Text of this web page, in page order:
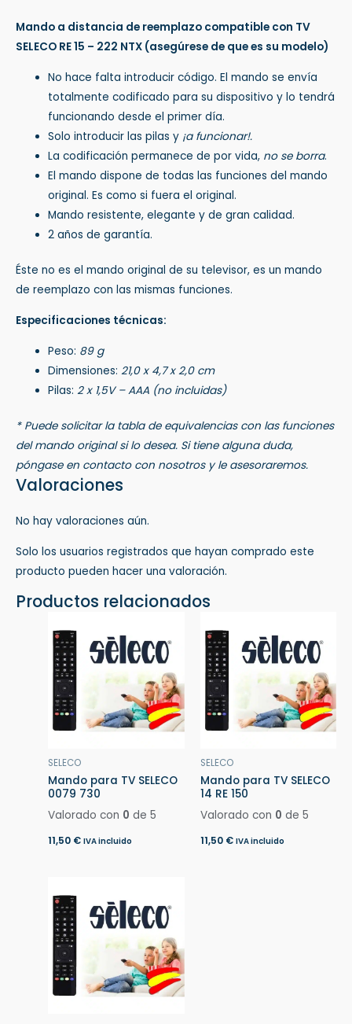
Mando a distancia de reemplazo compatible con TV
SELECO RE 15 – 222 NTX (asegúrese de que es su modelo)
No hace falta introducir código. El mando se envía
totalmente codificado para su dispositivo y lo tendrá
funcionando desde el primer día.
Solo introducir las pilas y ¡a funcionar!.
La codificación permanece de por vida, no se borra.
El mando dispone de todas las funciones del mando
original. Es como si fuera el original.
Mando resistente, elegante y de gran calidad.
2 años de garantía.
Éste no es el mando original de su televisor, es un mando
de reemplazo con las mismas funciones.
Especificaciones técnicas:
Peso: 89 g
Dimensiones:21,0 x 4,7 x 2,0 cm
Pilas:2 x 1,5V – AAA (no incluidas)
* Puede solicitar la tabla de equivalencias con las funciones
del mando original si lo desea. Si tiene alguna duda,
póngase en contacto con nosotros y le asesoraremos.
Valoraciones
No hay valoraciones aún.
Solo los usuarios registrados que hayan comprado este
producto pueden hacer una valoración.
Productos relacionados
SELECO
Mando para TV SELECO
0079 730
Valorado con 0 de 5
11,50 € IVA incluido
SELECO
Mando para TV SELECO
14 RE 150
Valorado con 0 de 5
11,50 € IVA incluido